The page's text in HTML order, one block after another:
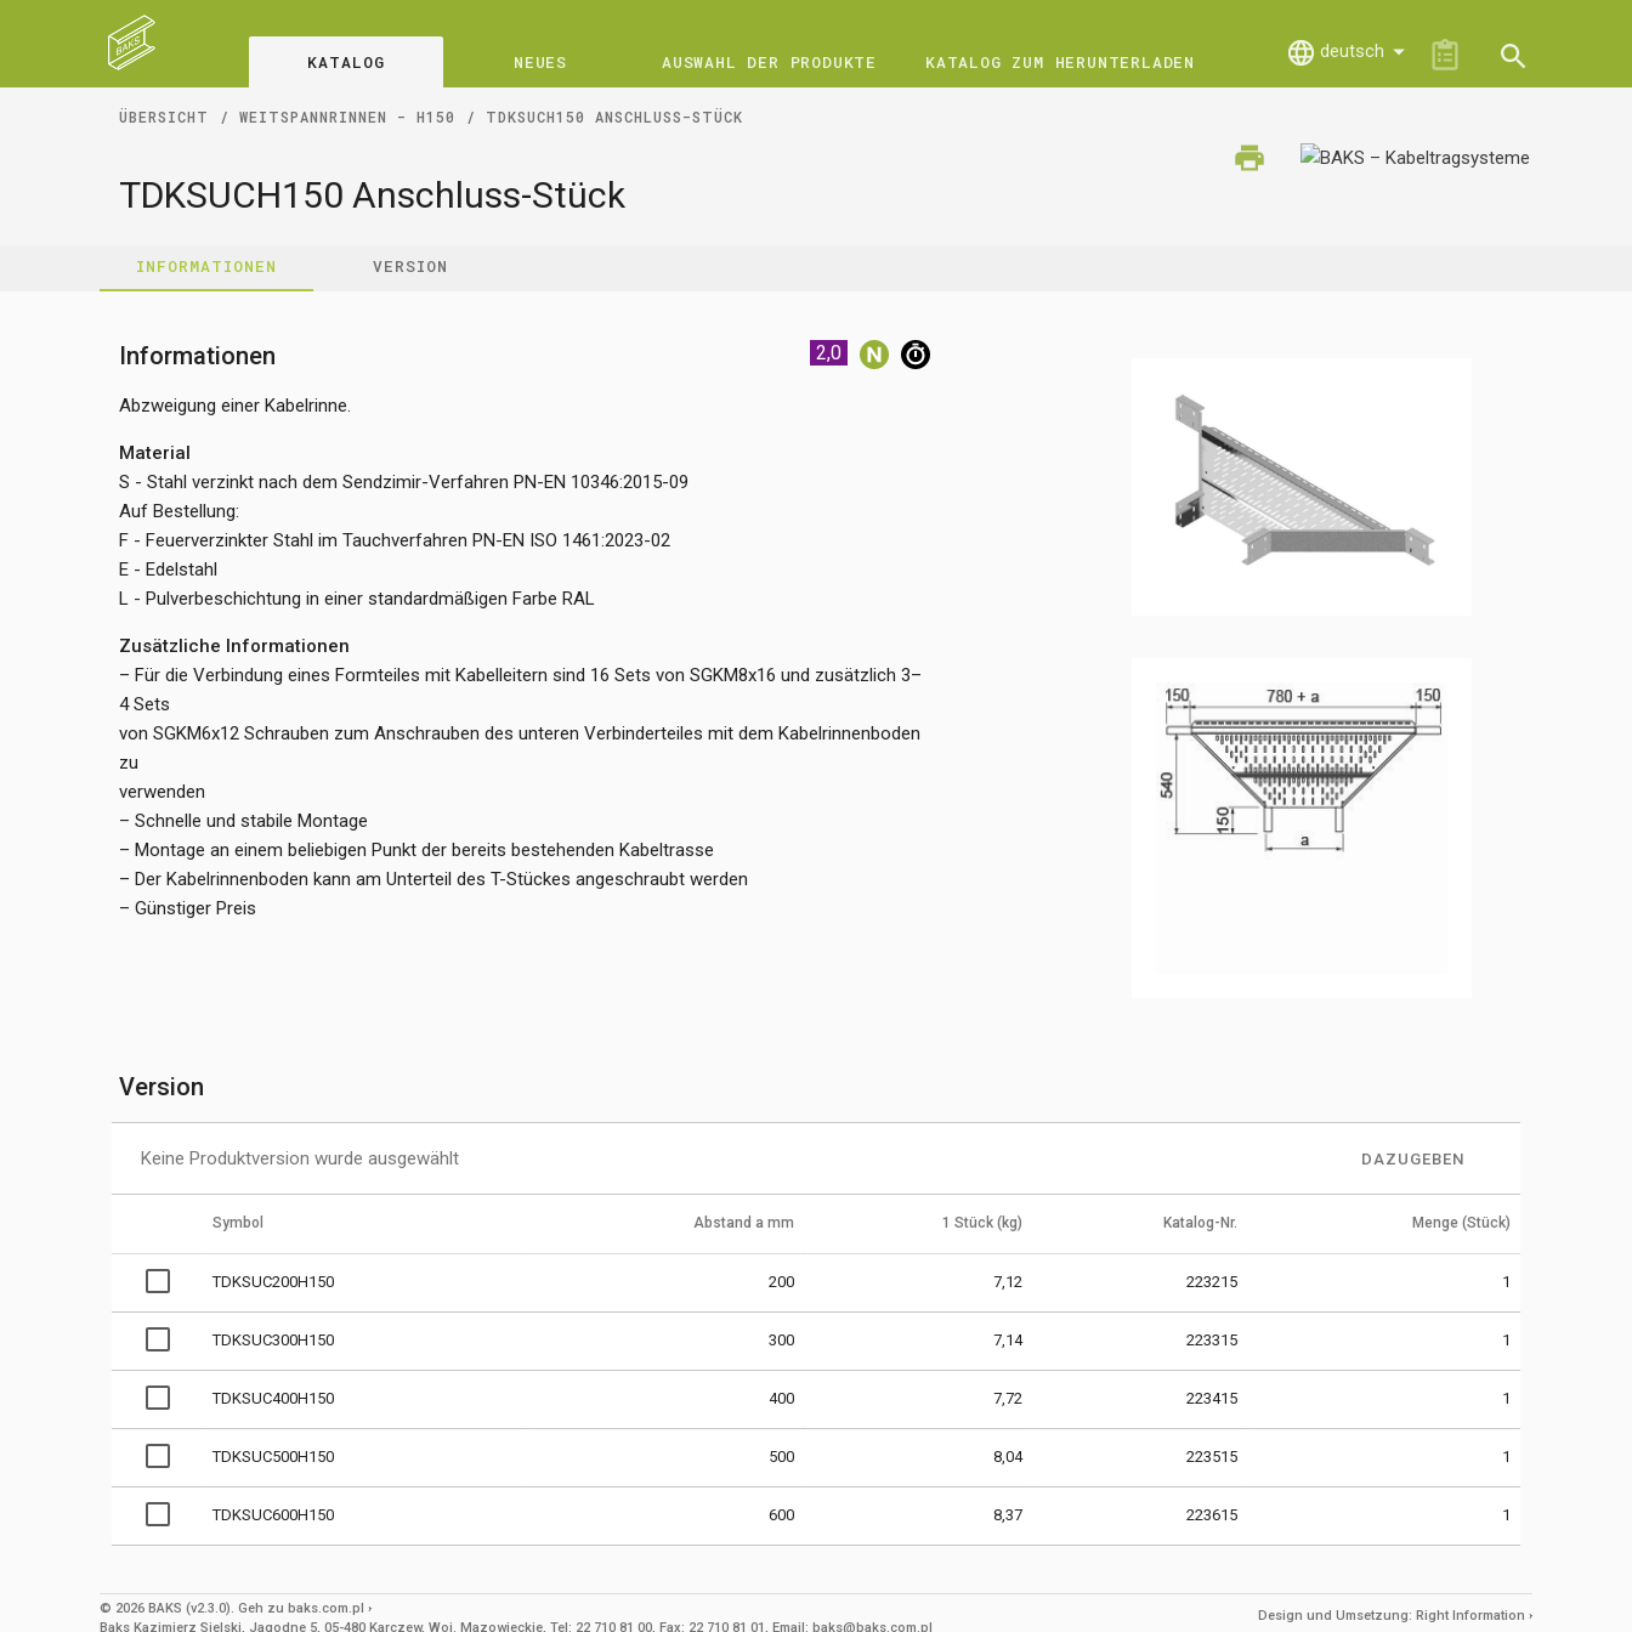
KATALOG NEUES AUSWAHL DER PRODUKTE KATALOG ZUM HERUNTERLADEN deutsch
ÜBERSICHT WEITSPANNRINNEN - H150 TDKSUCH150 ANSCHLUSS-STÜCK
TDKSUCH150 Anschluss-Stück
INFORMATIONEN VERSION
2,0
Informationen
Abzweigung einer Kabelrinne.
Material
S - Stahl verzinkt nach dem Sendzimir-Verfahren PN-EN 10346:2015-09
Auf Bestellung:
F - Feuerverzinkter Stahl im Tauchverfahren PN-EN ISO 1461:2023-02
E - Edelstahl
L - Pulverbeschichtung in einer standardmäßigen Farbe RAL
Zusätzliche Informationen
– Für die Verbindung eines Formteiles mit Kabelleitern sind 16 Sets von SGKM8x16 und zusätzlich 3–
4 Sets
von SGKM6x12 Schrauben zum Anschrauben des unteren Verbinderteiles mit dem Kabelrinnenboden
zu
verwenden
– Schnelle und stabile Montage
– Montage an einem beliebigen Punkt der bereits bestehenden Kabeltrasse
– Der Kabelrinnenboden kann am Unterteil des T-Stückes angeschraubt werden
– Günstiger Preis
Version
Keine Produktversion wurde ausgewählt DAZUGEBEN
Symbol Abstand a mm 1 Stück (kg) Katalog-Nr. Menge (Stück)
TDKSUC200H150 200 7,12 223215 1
TDKSUC300H150 300 7,14 223315 1
TDKSUC400H150 400 7,72 223415 1
TDKSUC500H150 500 8,04 223515 1
TDKSUC600H150 600 8,37 223615 1
© 2026 BAKS (v2.3.0). Geh zu baks.com.pl
Baks Kazimierz Sielski, Jagodne 5, 05-480 Karczew, Woj. Mazowieckie, Tel: 22 710 81 00, Fax: 22 710 81 01, Email: baks@baks.com.pl
Design und Umsetzung: Right Information